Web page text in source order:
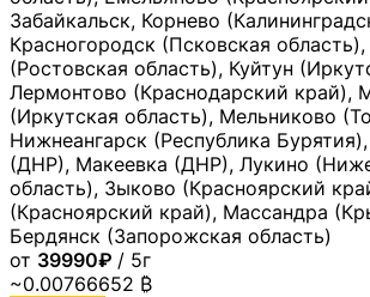
Забайкальск, Корнево
Красногородск (Псковская
(Ростовская область), Куйтун
Лермонтово (Краснодарский край),
(Иркутская область), Мельниково
Нижнеангарск (Республика
(ДНР), Макеевка (ДНР), Лукино
область), Зыково (Красноярский
(Красноярский край), Массандра
Бердянск (Запорожская область)
от 39990₽ / 5г
~0.00766652 ₿